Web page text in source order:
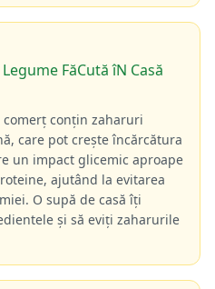
FăCută îN Casă
conțin zaharuri
care pot crește încărcătura
un impact glicemic aproape
ajutând la evitarea
O supă de casă îți
și să eviți zaharurile